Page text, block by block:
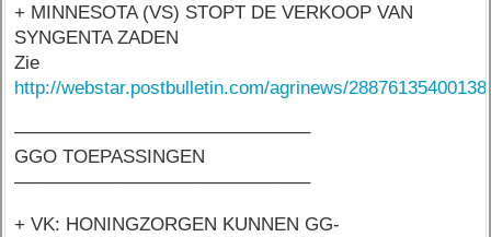
+ MINNESOTA (VS) STOPT DE VERKOOP VAN
SYNGENTA ZADEN
Zie
http://webstar.postbulletin.com/agrinews/
––––––––––––––––––––––––––––––
GGO TOEPASSINGEN
––––––––––––––––––––––––––––––
+ VK: HONINGZORGEN KUNNEN GG-